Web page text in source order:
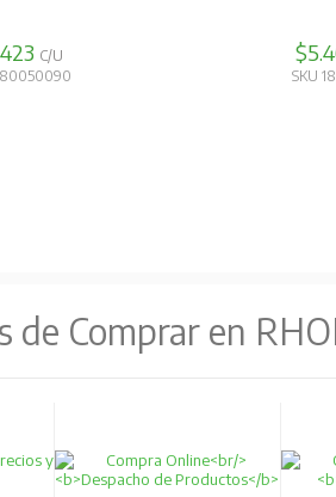
C/U
SKU
de Comprar en